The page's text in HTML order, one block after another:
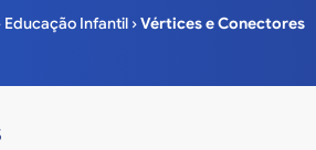
Educação Infantil›Vértices e Conectores